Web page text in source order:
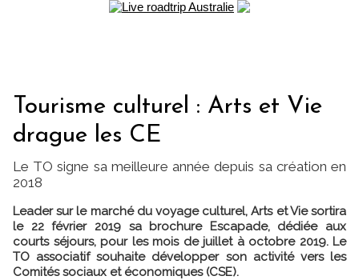
Tourisme culturel : Arts et Vie
drague les CE
Le TO signe sa meilleure année depuis sa création en
2018
Leader sur le marché du voyage culturel, Arts et Vie sortira
le 22 février 2019 sa brochure Escapade, dédiée aux
courts séjours, pour les mois de juillet à octobre 2019. Le
TO associatif souhaite développer son activité vers les
Comités sociaux et économiques (CSE).